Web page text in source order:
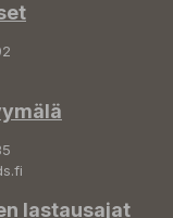
lastausajat